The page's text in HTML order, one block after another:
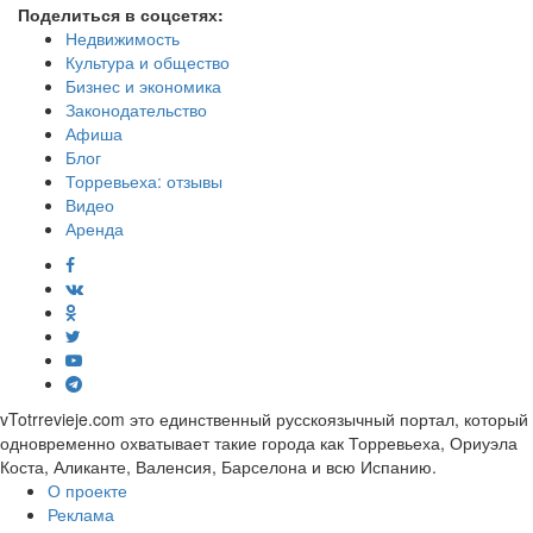
Поделиться в соцсетях:
Недвижимость
Культура и общество
Бизнес и экономика
Законодательство
Афиша
Блог
Торревьеха: отзывы
Видео
Аренда
vTotrrevieje.com это единственный русскоязычный портал, который
одновременно охватывает такие города как Торревьеха, Ориуэла
Коста, Аликанте, Валенсия, Барселона и всю Испанию.
О проекте
Реклама